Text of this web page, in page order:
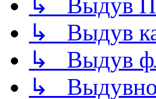
↳ Выдув
↳ Выдув
↳ Выдув
↳